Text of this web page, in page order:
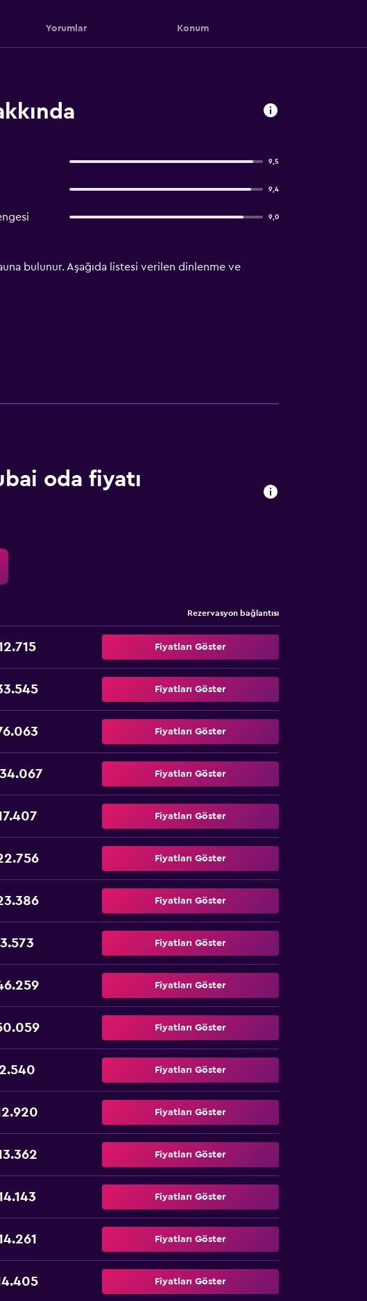
Yorumlar Konum
9,5
9,4
9,0
bulunur. Aşağıda listesi verilen dinlenme ve
oda fiyatı
Rezervasyon bağlantısı
Fiyatları Göster
Fiyatları Göster
Fiyatları Göster
Fiyatları Göster
Fiyatları Göster
Fiyatları Göster
Fiyatları Göster
Fiyatları Göster
Fiyatları Göster
Fiyatları Göster
Fiyatları Göster
Fiyatları Göster
Fiyatları Göster
Fiyatları Göster
Fiyatları Göster
Fiyatları Göster